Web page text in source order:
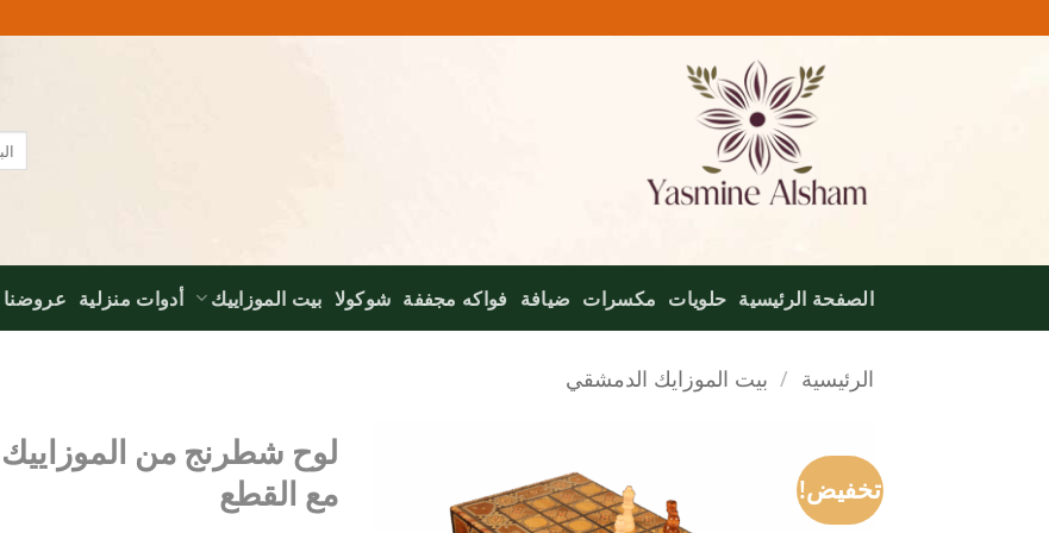
للمحتوى
البحث
عن:
الصفحة الرئيسية حلويات مكسرات ضيافة فواكه مجففة شوكولا بيت الموزاييك أدوات منزلية عروضنا
الرئيسية / بيت الموزايك الدمشقي
تخفيض!
لوح شطرنج من الموزاييك
مع القطع